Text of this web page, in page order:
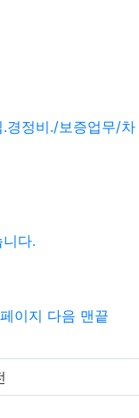
경정비./보증업무/차
다.
페이지 다음 맨끝